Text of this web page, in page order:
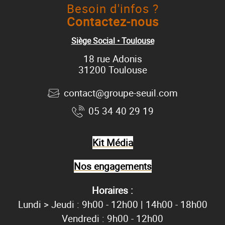
Besoin d'infos ?
Contactez-nous
Siège Social • Toulouse
18 rue Adonis
31200 Toulouse
contact@groupe-seuil.com
05 34 40 29 19
Kit Média
Nos engagements
Horaires :
Lundi > Jeudi : 9h00 - 12h00 | 14h00 - 18h00
Vendredi : 9h00 - 12h00